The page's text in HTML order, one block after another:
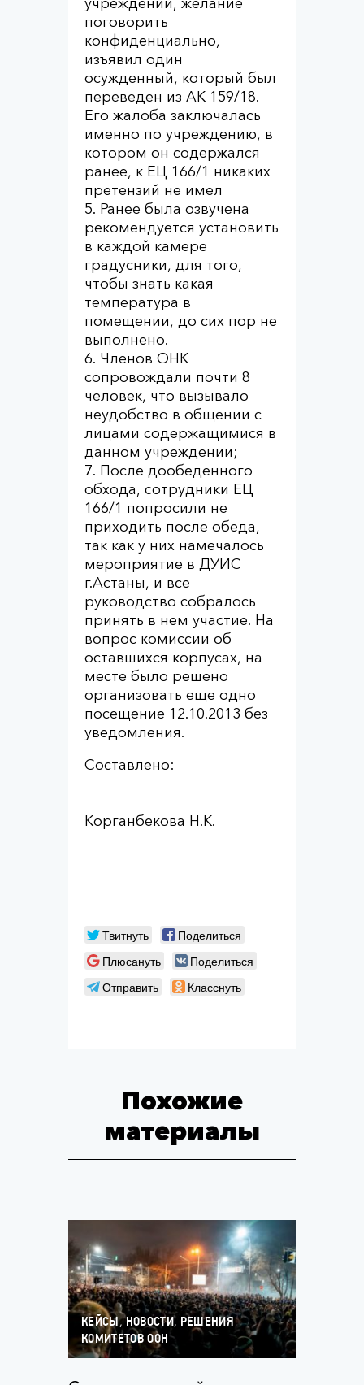
поговорить
конфиденциально,
изъявил один
осужденный, который был
переведен из АК 159/18.
Его жалоба заключалась
именно по учреждению, в
котором он содержался
ранее, к ЕЦ 166/1 никаких
претензий не имел
5. Ранее была озвучена
рекомендуется установить
в каждой камере
градусники, для того,
чтобы знать какая
температура в
помещении, до сих пор не
выполнено.
6. Членов ОНК
сопровождали почти 8
человек, что вызывало
неудобство в общении с
лицами содержащимися в
данном учреждении;
7. После дообеденного
обхода, сотрудники ЕЦ
166/1 попросили не
приходить после обеда,
так как у них намечалось
мероприятие в ДУИС
г.Астаны, и все
руководство собралось
принять в нем участие. На
вопрос комиссии об
оставшихся корпусах, на
месте было решено
организовать еще одно
посещение 12.10.2013 без
уведомления.
Составлено:
Корганбекова Н.К.
Твитнуть
Поделиться
Плюсануть
Поделиться
Отправить
Класснуть
Похожие
материалы
КЕЙСЫ,НОВОСТИ, РЕШЕНИЯ
КОМИТЕТОВ ООН